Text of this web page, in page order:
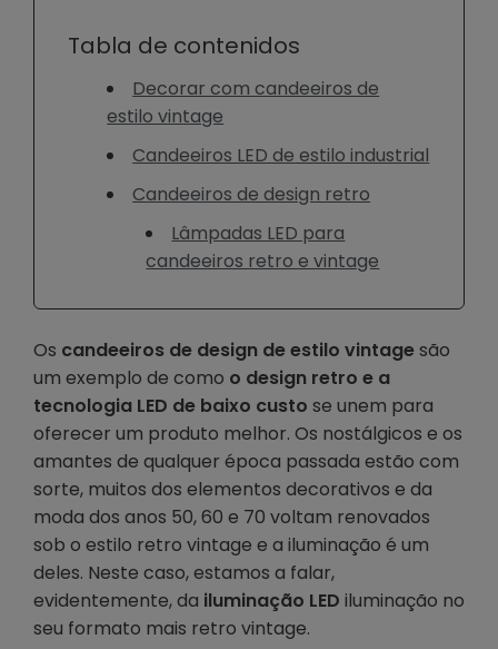
Tabla de contenidos
Decorar com candeeiros de
estilo vintage
Candeeiros LED de estilo industrial
Candeeiros de design retro
Lâmpadas LED para
candeeiros retro e vintage
Os candeeiros de design de estilo vintagesão
um exemplo de como o design retro e a
tecnologia LED de baixo custo se unem para
oferecer um produto melhor. Os nostálgicos e os
amantes de qualquer época passada estão com
sorte, muitos dos elementos decorativos e da
moda dos anos 50, 60 e 70 voltam renovados
sob o estilo retro vintage e a iluminação é um
deles. Neste caso, estamos a falar,
evidentemente, da iluminação LED iluminação no
seu formato mais retro vintage.